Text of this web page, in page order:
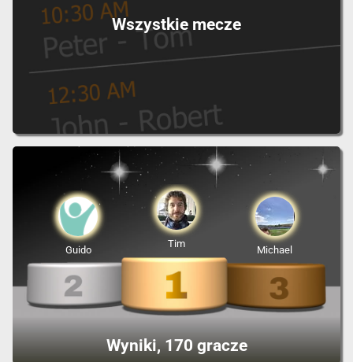
Wszystkie mecze
Wyniki, 170 gracze
Tim
Guido Michael